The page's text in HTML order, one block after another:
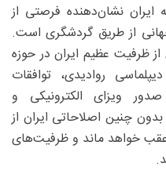
ایران نشان‌دهنده فرصتی از
از طریق گردشگری است.
از ظرفیت عظیم ایران در حوزه
روادیدی، توافقات
ویزای الکترونیکی و
چنین اصلاحاتی ایران از
خواهد ماند و ظرفیت‌های